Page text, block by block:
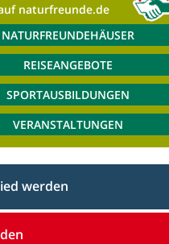
naturfreunde.de
NATURFREUNDEHÄUSER
REISEANGEBOTE
SPORTAUSBILDUNGEN
VERANSTALTUNGEN
werden